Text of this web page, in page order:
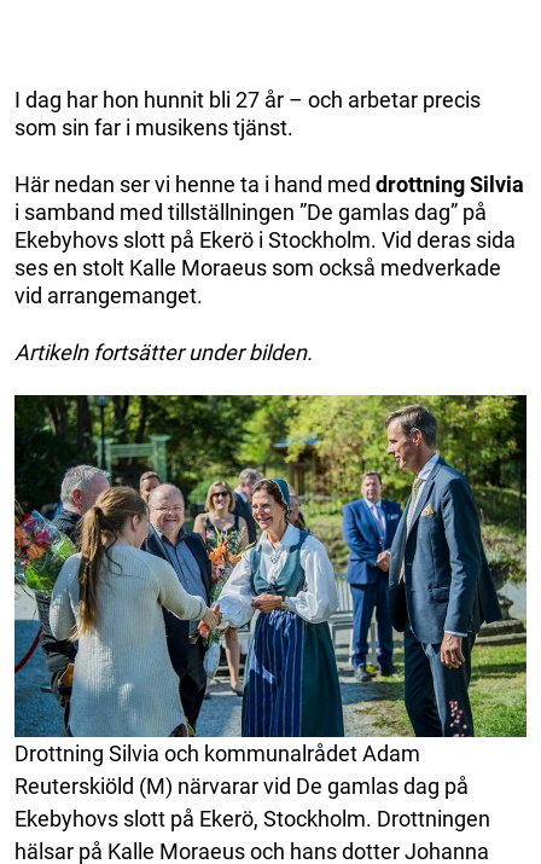
I dag har hon hunnit bli 27 år – och arbetar precis
som sin far i musikens tjänst.
Här nedan ser vi henne ta i hand med drottning Silvia
i samband med tillställningen ”De gamlas dag” på
Ekebyhovs slott på Ekerö i Stockholm. Vid deras sida
ses en stolt Kalle Moraeus som också medverkade
vid arrangemanget.
Artikeln fortsätter under bilden.
Drottning Silvia och kommunalrådet Adam
Reuterskiöld (M) närvarar vid De gamlas dag på
Ekebyhovs slott på Ekerö, Stockholm. Drottningen
hälsar på Kalle Moraeus och hans dotter Johanna